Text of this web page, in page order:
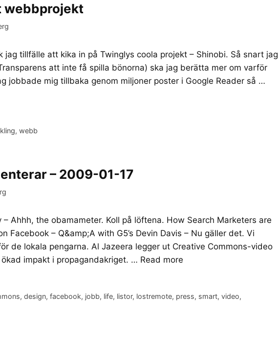
webbprojekt
jag tillfälle att kika in på Twinglys coola projekt – Shinobi. Så snart jag
att inte få spilla bönorna) ska jag berätta mer om varför
jobbade mig tillbaka genom miljoner poster i Google Reader så …
,webb
– 2009-01-17
Ahhh, the obamameter. Koll på löftena. How Search Marketers are
Facebook – Q&amp;A with G5’s Devin Davis – Nu gäller det. Vi
de lokala pengarna. Al Jazeera legger ut Creative Commons-video
impakt i propagandakriget. … Read more
,design,facebook, jobb, life, listor, lostremote, press, smart,video,